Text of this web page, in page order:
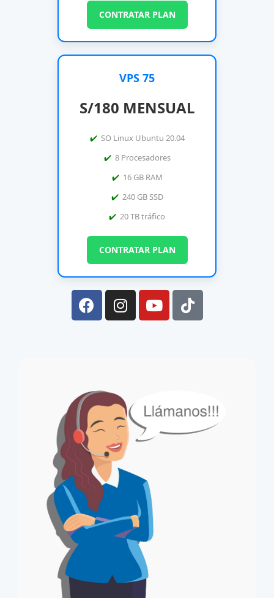
CONTRATAR PLAN
VPS 75
S/180 MENSUAL
SO Linux Ubuntu 20.04
8 Procesadores
16 GB RAM
240 GB SSD
20 TB tráfico
CONTRATAR PLAN